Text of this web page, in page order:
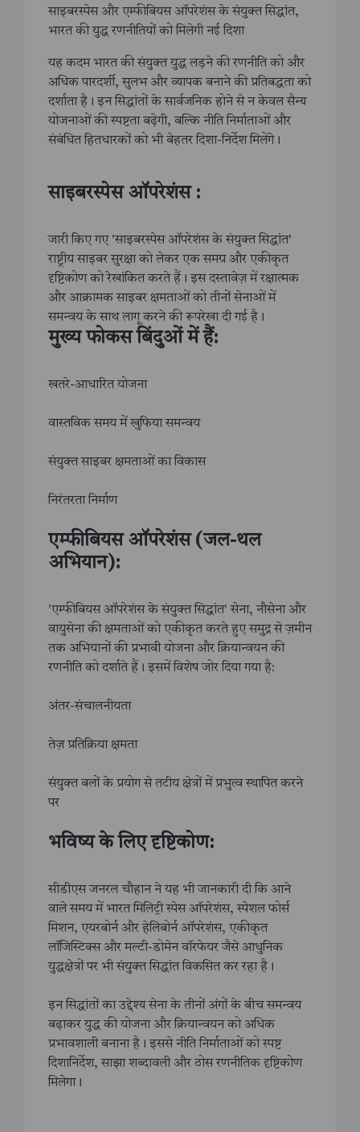
साइबरस्पेस और एम्फीबियस ऑपरेशंस के संयुक्त सिद्धांत,
भारत की युद्ध रणनीतियों को मिलेगी नई दिशा
यह कदम भारत की संयुक्त युद्ध लड़ने की रणनीति को और
अधिक पारदर्शी, सुलभ और व्यापक बनाने की प्रतिबद्धता को
दर्शाता है। इन सिद्धांतों के सार्वजनिक होने से न केवल सैन्य
योजनाओं की स्पष्टता बढ़ेगी, बल्कि नीति निर्माताओं और
संबंधित हितधारकों को भी बेहतर दिशा-निर्देश मिलेंगे।
साइबरस्पेस ऑपरेशंस :
जारी किए गए 'साइबरस्पेस ऑपरेशंस के संयुक्त सिद्धांत'
राष्ट्रीय साइबर सुरक्षा को लेकर एक समग्र और एकीकृत
दृष्टिकोण को रेखांकित करते हैं। इस दस्तावेज़ में रक्षात्मक
और आक्रामक साइबर क्षमताओं को तीनों सेनाओं में
समन्वय के साथ लागू करने की रूपरेखा दी गई है।
मुख्य फोकस बिंदुओं में हैं:
खतरे-आधारित योजना
वास्तविक समय में खुफिया समन्वय
संयुक्त साइबर क्षमताओं का विकास
निरंतरता निर्माण
एम्फीबियस ऑपरेशंस (जल-थल
अभियान):
'एम्फीबियस ऑपरेशंस के संयुक्त सिद्धांत' सेना, नौसेना और
वायुसेना की क्षमताओं को एकीकृत करते हुए समुद्र से ज़मीन
तक अभियानों की प्रभावी योजना और क्रियान्वयन की
रणनीति को दर्शाते हैं। इसमें विशेष जोर दिया गया है:
अंतर-संचालनीयता
तेज़ प्रतिक्रिया क्षमता
संयुक्त बलों के प्रयोग से तटीय क्षेत्रों में प्रभुत्व स्थापित करने
पर
भविष्य के लिए दृष्टिकोण:
सीडीएस जनरल चौहान ने यह भी जानकारी दी कि आने
वाले समय में भारत मिलिट्री स्पेस ऑपरेशंस, स्पेशल फोर्स
मिशन, एयरबोर्न और हेलिबोर्न ऑपरेशंस, एकीकृत
लॉजिस्टिक्स और मल्टी-डोमेन वॉरफेयर जैसे आधुनिक
युद्धक्षेत्रों पर भी संयुक्त सिद्धांत विकसित कर रहा है।
इन सिद्धांतों का उद्देश्य सेना के तीनों अंगों के बीच समन्वय
बढ़ाकर युद्ध की योजना और क्रियान्वयन को अधिक
प्रभावशाली बनाना है। इससे नीति निर्माताओं को स्पष्ट
दिशानिर्देश, साझा शब्दावली और ठोस रणनीतिक दृष्टिकोण
मिलेगा।